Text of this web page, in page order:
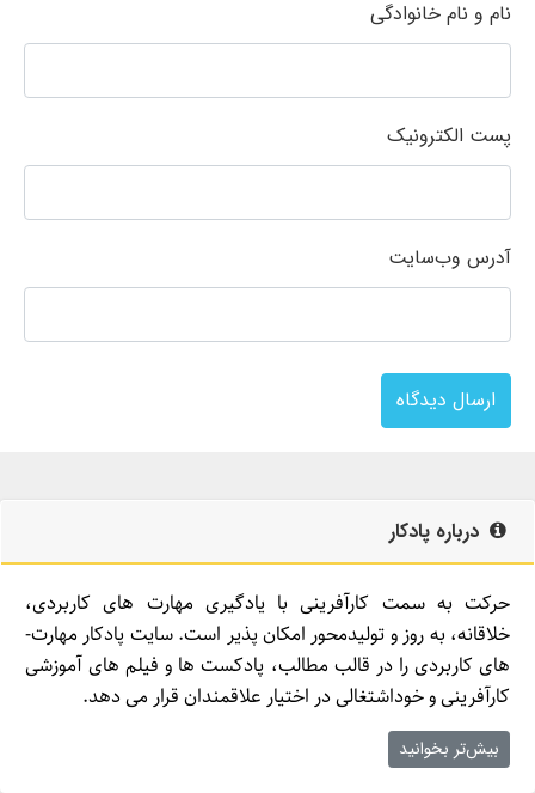
نام و نام خانوادگی
پست الکترونیک
آدرس وب‌سایت
ارسال دیدگاه
درباره پادکار
حرکت به سمت کارآفرینی با یادگیری مهارت­ های کاربردی،
خلاقانه، به روز و تولیدمحور امکان­ پذیر است. سایت پادکار مهارت­
های کاربردی را در قالب مطالب، پادکست­ ها و فیلم ­های آموزشی
کارآفرینی و خوداشتغالی در اختیار علاقمندان قرار می ­دهد.
بیش‌تر بخوانید